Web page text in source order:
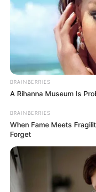
segundo semestre de
extenderá hasta el
2029
. Este sistema de
y se
Con esta feria, el
empleo local, busca
proyectos de
BRAINBERRIES
A Rihanna Museum Is
BRAINBERRIES
When Fame Meets
Forget